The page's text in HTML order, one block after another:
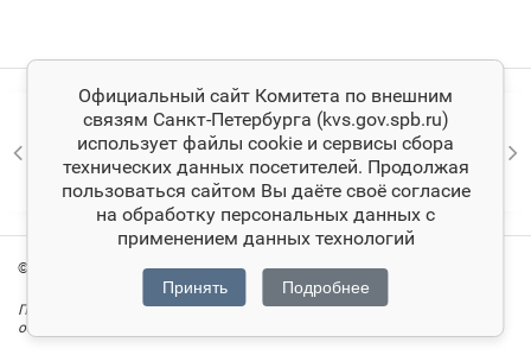
© Комитет по внешним связям Санкт‑Петербурга
При цитировании материалов ссылка на официальный сайт Комитета
обязательна
Официальный сайт Комитета по внешним
связям Санкт‑Петербурга (kvs.gov.spb.ru)
использует файлы cookie и сервисы сбора
технических данных посетителей. Продолжая
пользоваться сайтом Вы даёте своё согласие
на обработку персональных данных с
применением данных технологий
Принять Подробнее